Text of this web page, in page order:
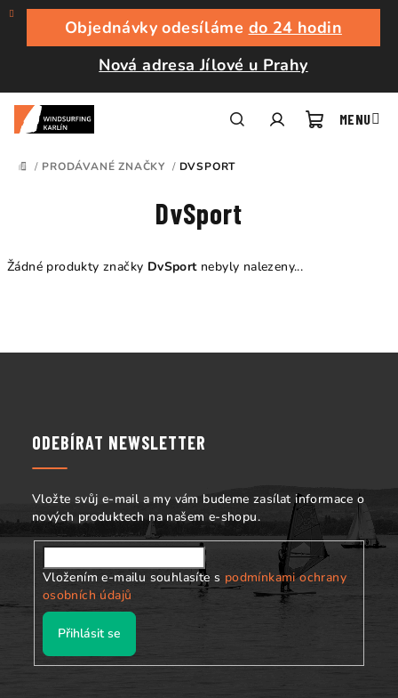
Přejít
obsah
Objednávky odesíláme do 24 hodin
Nová adresa Jílové u Prahy
DOMŮ
/ PRODÁVANÉ ZNAČKY / DVSPORT
DvSport
Žádné produkty značky DvSportnebyly nalezeny...
ODEBÍRAT NEWSLETTER
Vložte svůj e-mail a my vám budeme zasílat informace o
nových produktech na našem e-shopu.
Vložením e-mailu souhlasíte s podmínkami ochrany
osobních údajů
Přihlásit se